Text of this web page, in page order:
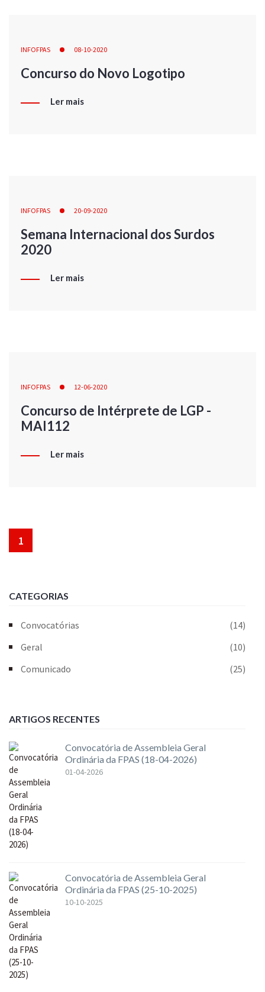
INFOFPAS 08-10-2020
Concurso do Novo Logotipo
Ler mais
INFOFPAS 20-09-2020
Semana Internacional dos Surdos
2020
Ler mais
INFOFPAS 12-06-2020
Concurso de Intérprete de LGP -
MAI112
Ler mais
1
CATEGORIAS
Convocatórias
(14)
Geral
(10)
Comunicado
(25)
ARTIGOS RECENTES
Convocatória de Assembleia Geral
Ordinária da FPAS (18-04-2026)
01-04-2026
Convocatória de Assembleia Geral
Ordinária da FPAS (25-10-2025)
10-10-2025